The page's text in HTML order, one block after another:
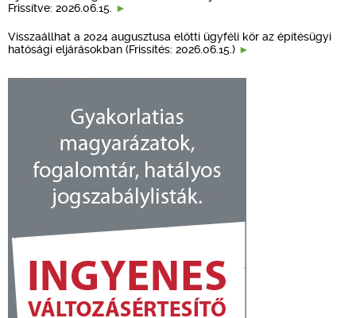
Frissítve: 2026.06.15.
Visszaállhat a 2024 augusztusa előtti ügyféli kör az építésügyi
hatósági eljárásokban (Frissítés: 2026.06.15.)